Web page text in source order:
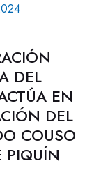
DEL
EN
DEL
COUSO
PIQUÍN